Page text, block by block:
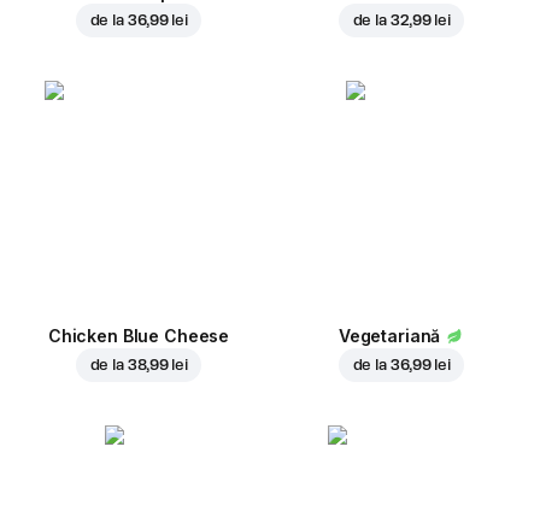
de la 36,99 lei de la 32,99 lei
Chicken Blue Cheese
de la 38,99 lei
Vegetariană
de la 36,99 lei